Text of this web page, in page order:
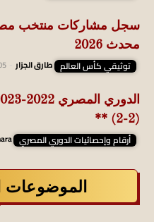
سجل مشاركات منتخب
محدث 2026
توثيقي كأس العالم طارق الجزار
(2-2) **
أرقام وإحصائيات الدوري المصري
الموضوعات